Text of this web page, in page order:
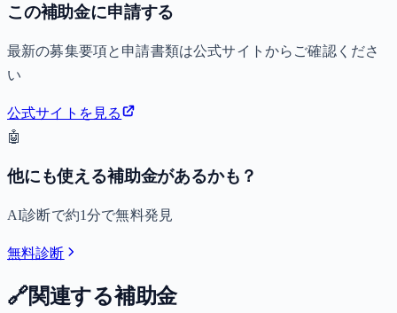
この補助金に申請する
最新の募集要項と申請書類は公式サイトからご確認くださ
い
公式サイトを見る
🤖
他にも使える補助金があるかも？
AI診断で約1分で無料発見
無料診断
🔗関連する補助金